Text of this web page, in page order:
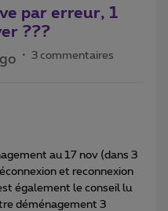
par erreur, 1
???
3 commentaires
au 17 nov (dans 3
et reconnexion
également le conseil lu
déménagement 3